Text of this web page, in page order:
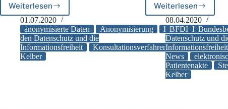
WeiterlesenErgebnisse
des
Konsultationsverfahrens
zur
Anonymisierung
01.07.2020
anonymisierte Daten
Anonymisierung BFDI
den Datenschutz und die
Informationsfreiheit
Konsultationsverfahren
Kelber
Weiterlesen
BfDI-
zur
Patientenakte
08.04.2020
BFDI
Datenschutz und
Informationsfreiheit
News
Patientenakte
Kelber